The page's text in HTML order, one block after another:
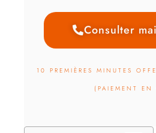
Consulter
10 PREMIÈRES MINUTES
(PAIEMENT EN